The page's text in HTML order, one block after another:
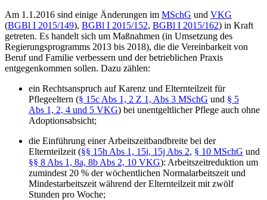
Am 1.1.2016 sind einige Änderungen im MSchG und VKG
(BGBl I 2015/149), BGBl I 2015/152, BGBl I 2015/162) in Kraft
getreten. Es handelt sich um Maßnahmen (in Umsetzung des
Regierungsprogramms 2013 bis 2018), die die Vereinbarkeit von
Beruf und Familie verbessern und der betrieblichen Praxis
entgegenkommen sollen. Dazu zählen:
ein Rechtsanspruch auf Karenz und Elternteilzeit für
Pflegeeltern (§ 15c Abs 1, 2 Z 1, Abs 3 MSchG und § 5
Abs 1, 2, 4 und 5 VKG) bei unentgeltlicher Pflege auch ohne
Adoptionsabsicht;
die Einführung einer Arbeitszeitbandbreite bei der
Elternteilzeit (§§ 15h Abs 1, 15i, 15j Abs 2, § 10 MSchG und
§§ 8 Abs 1, 8a, 8b Abs 2, 10 VKG): Arbeitszeitreduktion um
zumindest 20 % der wöchentlichen Normalarbeitszeit und
Mindestarbeitszeit während der Elternteilzeit mit zwölf
Stunden pro Woche;